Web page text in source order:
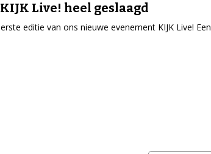
Live! heel geslaagd
editie van ons nieuwe evenement KIJK Live! Een